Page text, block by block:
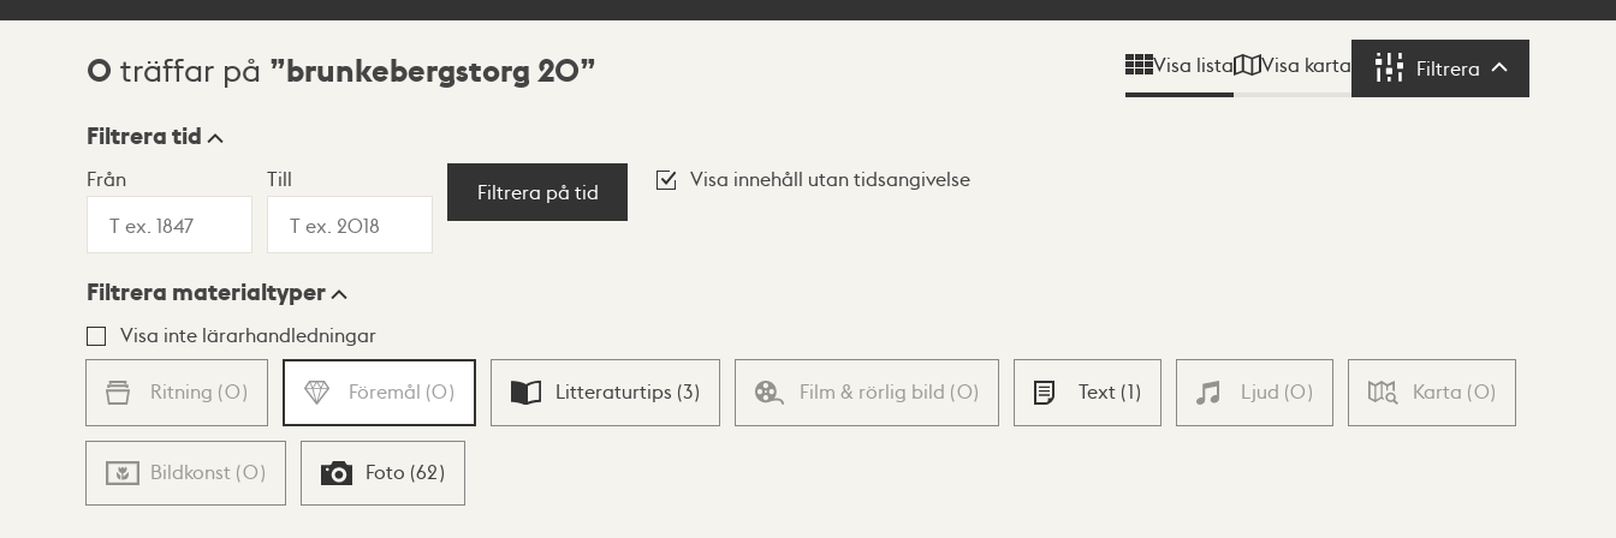
Sökresultat
0 träffar på brunkebergstorg 20 Visa lista Visa karta Filtrera Filtrera
Visningsläge
Lista Karta
Filtrera tid
Från Till
Filtrera på tid
Visa innehåll utan tidsangivelse
Filtrera materialtyper
Visa inte lärarhandledningar
Ritning (0) Föremål (0) Litteraturtips (3) Film & rörlig bild (0) Text (1) Ljud (0) Karta (0)
Bildkonst (0) Foto (62)